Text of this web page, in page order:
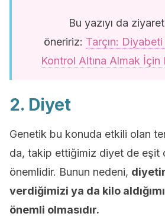
Bu yazıyı da
öneririz: Tarçın:
Kontrol Altına Almak İçin
2. Diyet
Genetik bu konuda etkili olan
da, takip ettiğimiz diyet de eşit
önemlidir. Bunun nedeni,
verdiğimizi ya da kilo
önemli olmasıdır.